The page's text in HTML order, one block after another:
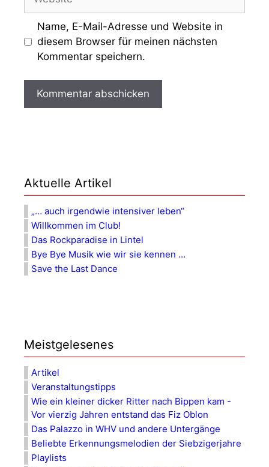
Name, E-Mail-Adresse und Website in
diesem Browser für meinen nächsten
Kommentar speichern.
Aktuelle Artikel
„… auch irgendwie intensiver leben“
Willkommen im Club!
Das Rockparadise in Lintel
Bye Bye Musik wie wir sie kennen …
Save the Last Dance
Meistgelesenes
Artikel
Veranstaltungstipps
Wie ein kleiner dicker Ritter nach Bippen kam -
Vor vierzig Jahren entstand das Fiz Oblon
Das Palazzo in WHV und andere Untergänge
Beliebte Erkennungsmelodien der Siebzigerjahre
Playlists